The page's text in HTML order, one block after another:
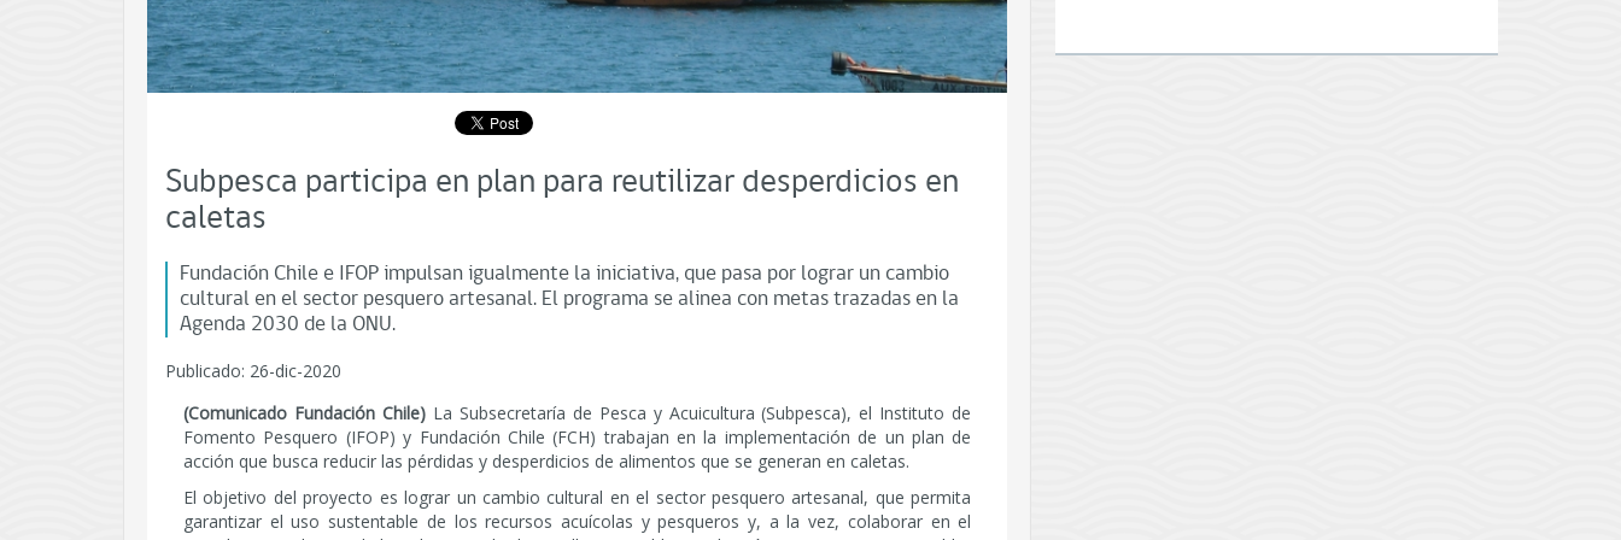
Subpesca participa en plan para reutilizar desperdicios en
caletas
Fundación Chile e IFOP impulsan igualmente la iniciativa, que pasa por lograr un cambio
cultural en el sector pesquero artesanal. El programa se alinea con metas trazadas en la
Agenda 2030 de la ONU.
Publicado: 26-dic-2020
(Comunicado Fundación Chile)La Subsecretaría de Pesca y Acuicultura (Subpesca), el Instituto de
Fomento Pesquero (IFOP) y Fundación Chile (FCH) trabajan en la implementación de un plan de
acción que busca reducir las pérdidas y desperdicios de alimentos que se generan en caletas.
El objetivo del proyecto es lograr un cambio cultural en el sector pesquero artesanal, que permita
garantizar el uso sustentable de los recursos acuícolas y pesqueros y, a la vez, colaborar en el